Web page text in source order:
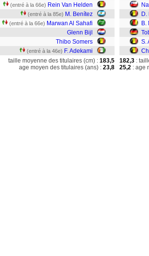
(entré à la 66e) Rein Van Helden
(entré à la 85e) M. Benítez
(entré à la 66e) Marwan Al Sahafi
Glenn Bijl
Thibo Somers
(entré à la 46e) F. Adekami
D.
B.
S.
taille moyenne des titulaires (cm) : 183,5
age moyen des titulaires (ans) : 23,8
182,3 :
25,2 : age